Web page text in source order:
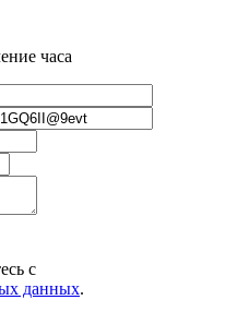
часа
с
данных.